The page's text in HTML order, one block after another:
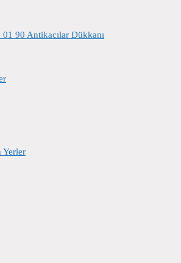
90 Antikacılar Dükkanı
Yerler